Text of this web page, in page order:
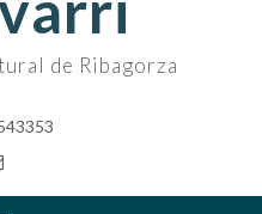
de Ribagorza